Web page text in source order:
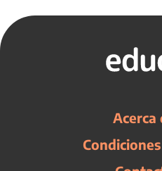
Acerca